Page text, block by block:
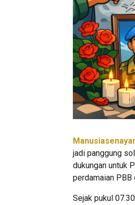
jadi panggung
dukungan untuk
perdamaian PBB
Sejak pukul